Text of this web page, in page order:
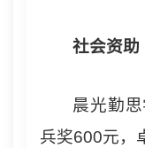
社会资助
晨光勤
兵奖600元，